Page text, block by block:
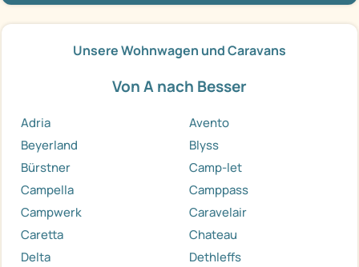
Unsere Wohnwagen und Caravans
Von A nach Besser
Adria
Avento
Beyerland
Blyss
Bürstner
Camp-let
Campella
Camppass
Campwerk
Caravelair
Caretta
Chateau
Delta
Dethleffs